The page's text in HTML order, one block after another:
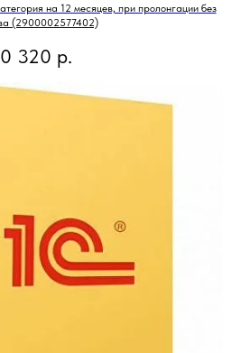
на 12 месяцев, при пролонгации без
(2900002577402)
320 р.